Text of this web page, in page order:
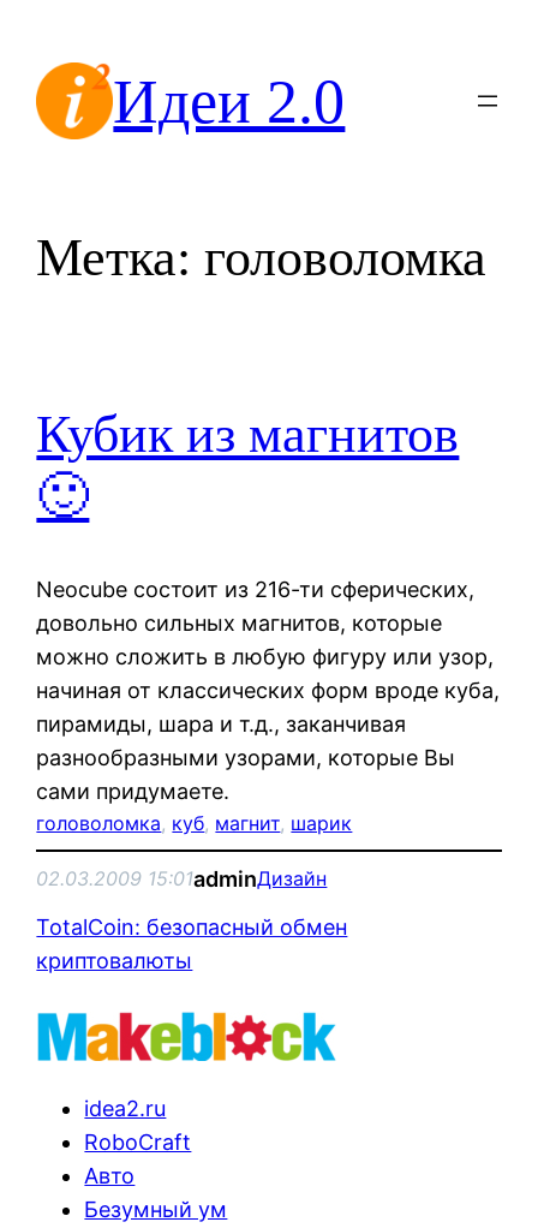
содержимомуИдеи 2.0
Метка:головоломка
Кубик из магнитов
🙂
Neocube состоит из 216-ти сферических,
довольно сильных магнитов, которые
можно сложить в любую фигуру или узор,
начиная от классических форм вроде куба,
пирамиды, шара и т.д., заканчивая
разнообразными узорами, которые Вы
сами придумаете.
головоломка, куб, магнит, шарик
02.03.2009 15:01adminДизайн
TotalCoin: безопасный обмен
криптовалюты
idea2.ru
RoboCraft
Авто
Безумный ум